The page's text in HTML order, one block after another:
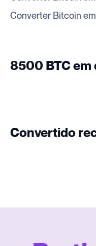
Converter Bitcoin
8500 BTC em
Convertido